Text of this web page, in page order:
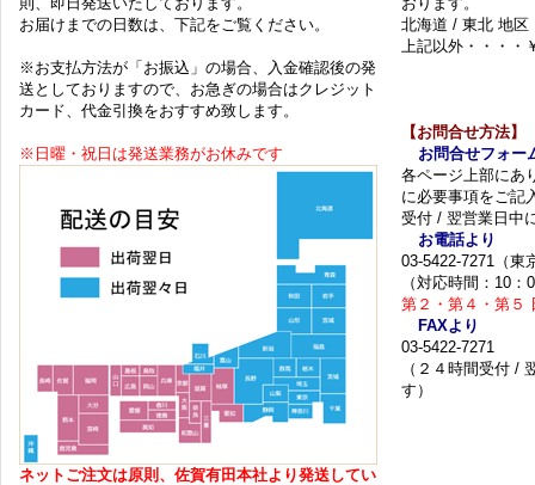
お届けまでの日数は、下記をご覧ください。
※お支払方法が「お振込」の場合、入金確認後の発
送としておりますので、お急ぎの場合はクレジット
カード、代金引換をおすすめ致します。
※日曜・祝日は発送業務がお休みです
ネットご注文は原則、佐賀有田本社より発送してい
北海道 / 東北 地区
上記以外・・・・
【お問合せ方法】
お問合せフォー
各ページ上部にあ
に必要事項をご記
受付 / 翌営業日中
お電話より
03-5422-7271（東
（対応時間：10：
第２・第４・第５
FAXより
03-5422-7271
（２４時間受付 /
す）